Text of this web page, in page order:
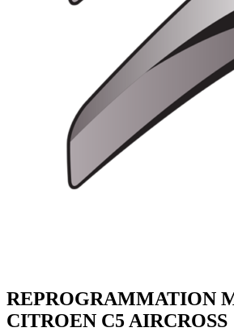
REPROGRAMMATION
CITROEN C5 AIRCROSS